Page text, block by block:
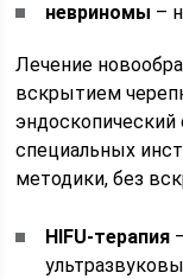
невриномы –
Лечение
вскрытием
специальных
методики, без
HIFU-терапия